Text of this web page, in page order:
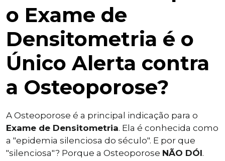
o Exame de
Densitometria é o
Único Alerta contra
a Osteoporose?
A Osteoporose é a principal indicação para o
Exame de Densitometria. Ela é conhecida como
a "epidemia silenciosa do século". E por que
"silenciosa"? Porque a Osteoporose NÃO DÓI.